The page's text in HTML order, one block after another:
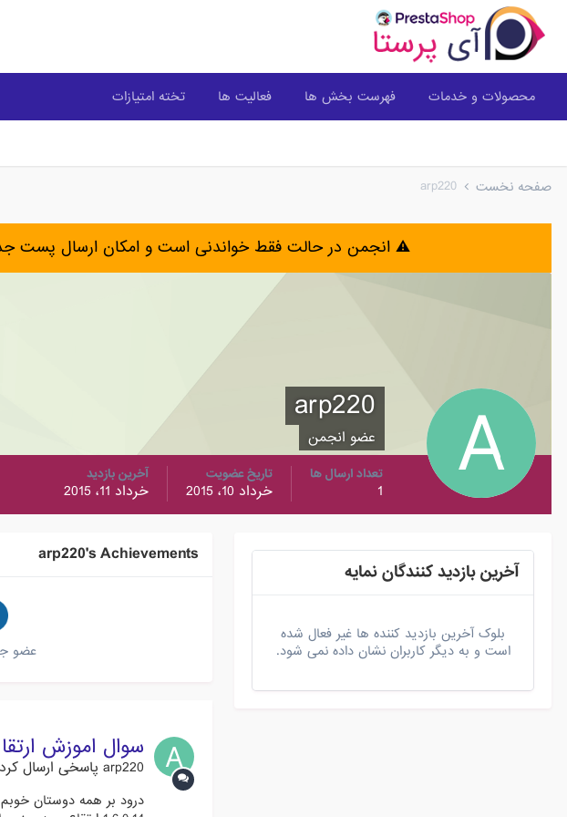
محصولات و خدمات فهرست بخش ها فعالیت ها تخته امتیازات
صفحه نخست arp220
⚠️ انجمن در حالت فقط خواندنی است و امکان ارسال پست
arp220
عضو انجمن
تعداد ارسال ها
1
تاریخ عضویت
خرداد 10، 2015
آخرین بازدید
خرداد 11، 2015
آخرین بازدید کنندگان نمایه
بلوک آخرین بازدید کننده ها غیر فعال شده
است و به دیگر کاربران نشان داده نمی شود.
arp220's Achievements
عضو
سوال اموزش ارتقا از 1.6.0.11 به
arp220 پاسخی ارسال